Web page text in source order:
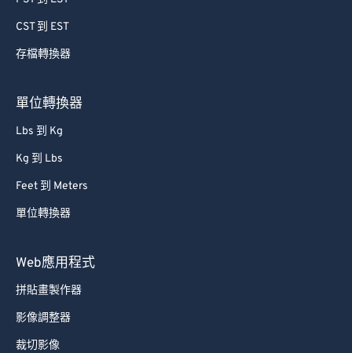
CST 到 EST
存檔轉換器
單位轉換器
Lbs 到 Kg
Kg 到 Lbs
Feet 到 Meters
單位轉換器
Web應用程式
拼貼畫製作器
影像調整器
裁切影像